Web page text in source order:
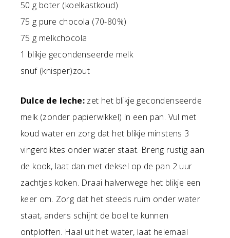
50 g boter (koelkastkoud)
75 g pure chocola (70-80%)
75 g melkchocola
1 blikje gecondenseerde melk
snuf (knisper)zout
Dulce de leche: zet het blikje gecondenseerde
melk (zonder papierwikkel) in een pan. Vul met
koud water en zorg dat het blikje minstens 3
vingerdiktes onder water staat. Breng rustig aan
de kook, laat dan met deksel op de pan 2 uur
zachtjes koken. Draai halverwege het blikje een
keer om. Zorg dat het steeds ruim onder water
staat, anders schijnt de boel te kunnen
ontploffen. Haal uit het water, laat helemaal